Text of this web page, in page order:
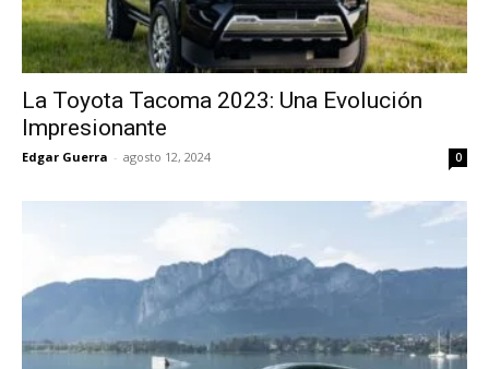
La Toyota Tacoma 2023: Una Evolución
Impresionante
Edgar Guerra - agosto 12, 2024 0